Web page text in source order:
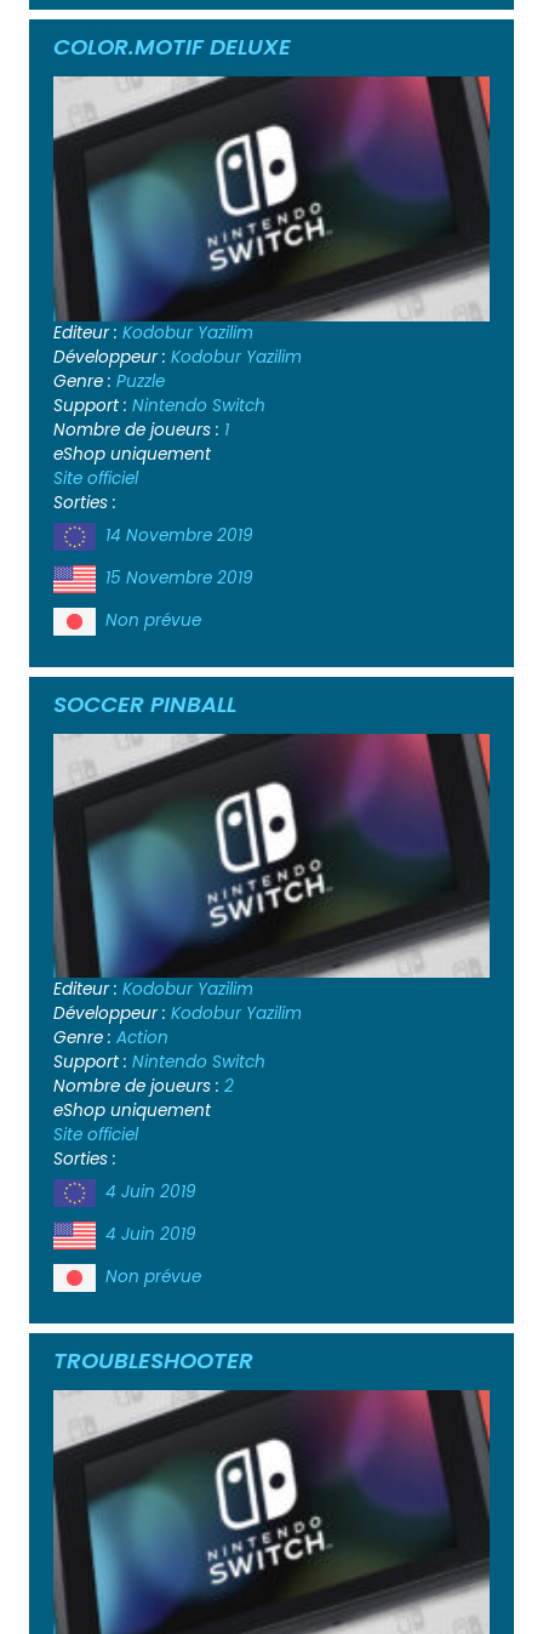
COLOR.MOTIF DELUXE
Editeur : Kodobur Yazilim
Développeur : Kodobur Yazilim
Genre : Puzzle
Support : Nintendo Switch
Nombre de joueurs : 1
eShop uniquement
Site officiel
Sorties :
14 Novembre 2019
15 Novembre 2019
Non prévue
SOCCER PINBALL
Editeur : Kodobur Yazilim
Développeur : Kodobur Yazilim
Genre : Action
Support : Nintendo Switch
Nombre de joueurs : 2
eShop uniquement
Site officiel
Sorties :
4 Juin 2019
4 Juin 2019
Non prévue
TROUBLESHOOTER